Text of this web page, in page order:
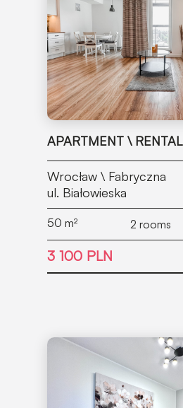
APARTMENT \ RENTAL
Wrocław \ Fabryczna
ul. Białowieska
50 m² 2 rooms
3 100 PLN